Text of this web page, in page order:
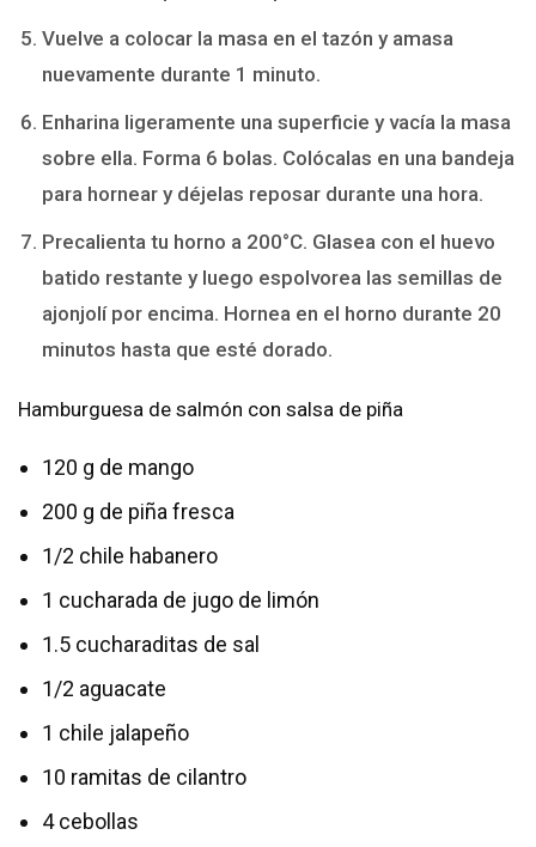
Vuelve a colocar la masa en el tazón y amasa
nuevamente durante 1 minuto.
Enharina ligeramente una superficie y vacía la masa
sobre ella. Forma 6 bolas. Colócalas en una bandeja
para hornear y déjelas reposar durante una hora.
Precalienta tu horno a 200°C. Glasea con el huevo
batido restante y luego espolvorea las semillas de
ajonjolí por encima. Hornea en el horno durante 20
minutos hasta que esté dorado.
Hamburguesa de salmón con salsa de piña
120 g de mango
200 g de piña fresca
1/2 chile habanero
1 cucharada de jugo de limón
1.5 cucharaditas de sal
1/2 aguacate
1 chile jalapeño
10 ramitas de cilantro
4 cebollas